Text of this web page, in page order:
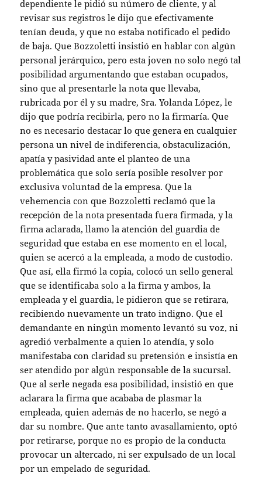
dependiente le pidió su número de cliente, y al
revisar sus registros le dijo que efectivamente
tenían deuda, y que no estaba notificado el pedido
de baja. Que Bozzoletti insistió en hablar con algún
personal jerárquico, pero esta joven no solo negó tal
posibilidad argumentando que estaban ocupados,
sino que al presentarle la nota que llevaba,
rubricada por él y su madre, Sra. Yolanda López, le
dijo que podría recibirla, pero no la firmaría. Que
no es necesario destacar lo que genera en cualquier
persona un nivel de indiferencia, obstaculización,
apatía y pasividad ante el planteo de una
problemática que solo sería posible resolver por
exclusiva voluntad de la empresa. Que la
vehemencia con que Bozzoletti reclamó que la
recepción de la nota presentada fuera firmada, y la
firma aclarada, llamo la atención del guardia de
seguridad que estaba en ese momento en el local,
quien se acercó a la empleada, a modo de custodio.
Que así, ella firmó la copia, colocó un sello general
que se identificaba solo a la firma y ambos, la
empleada y el guardia, le pidieron que se retirara,
recibiendo nuevamente un trato indigno. Que el
demandante en ningún momento levantó su voz, ni
agredió verbalmente a quien lo atendía, y solo
manifestaba con claridad su pretensión e insistía en
ser atendido por algún responsable de la sucursal.
Que al serle negada esa posibilidad, insistió en que
aclarara la firma que acababa de plasmar la
empleada, quien además de no hacerlo, se negó a
dar su nombre. Que ante tanto avasallamiento, optó
por retirarse, porque no es propio de la conducta
provocar un altercado, ni ser expulsado de un local
por un empelado de seguridad.